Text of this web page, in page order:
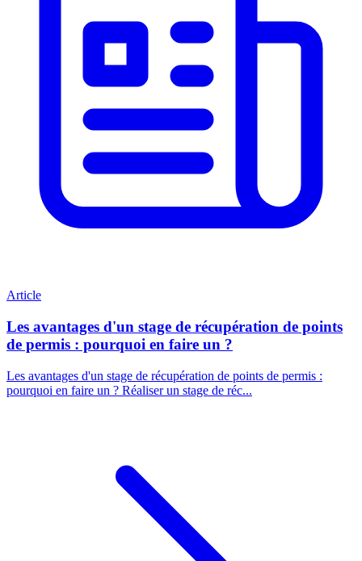
Article
Les avantages d'un stage de récupération de points
de permis : pourquoi en faire un ?
Les avantages d'un stage de récupération de points de permis :
pourquoi en faire un ? Réaliser un stage de réc...